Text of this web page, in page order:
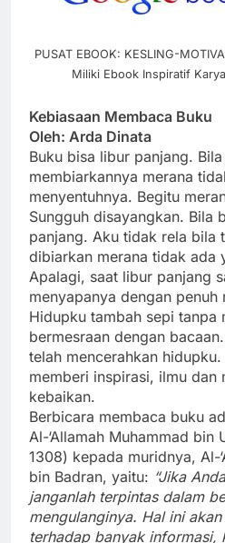
PUSAT EBOOK: KESLING-
Miliki Ebook Inspiratif
Kebiasaan Membaca Buku
Oleh: Arda Dinata
Buku bisa libur panjang.
membiarkannya merana
menyentuhnya. Begitu
Sungguh disayangkan. Bila
panjang. Aku tidak rela bila
dibiarkan merana tidak ada
Apalagi, saat libur panjang
menyapanya dengan penuh
Hidupku tambah sepi tanpa
bermesraan dengan
telah mencerahkan
memberi inspirasi, ilmu dan
kebaikan.
Berbicara membaca buku
Al-‘Allamah Muhammad bin
1308) kepada muridnya, Al-
bin Badran, yaitu: “Jika
janganlah terpintas dalam
mengulanginya. Hal ini
terhadap banyak informasi,